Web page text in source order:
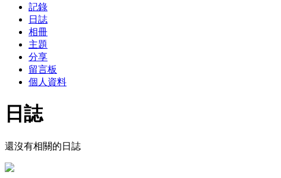
記錄
日誌
相冊
主題
分享
留言板
個人資料
日誌
還沒有相關的日誌